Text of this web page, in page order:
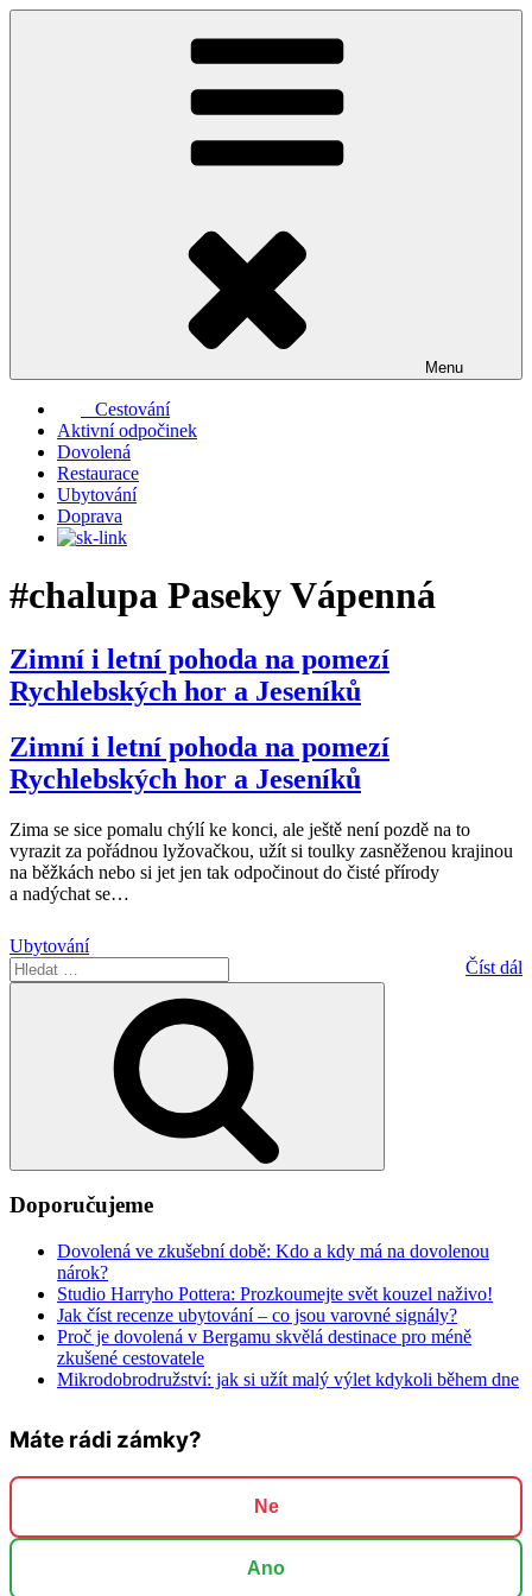
Přejít
Menu
Cestování
Aktivní odpočinek
Dovolená
Restaurace
Ubytování
Doprava
#chalupa Paseky Vápenná
Zimní i letní pohoda na pomezí
Rychlebských hor a Jeseníků
Zimní i letní pohoda na pomezí
Rychlebských hor a Jeseníků
Zima se sice pomalu chýlí ke konci, ale ještě není pozdě na to
vyrazit za pořádnou lyžovačkou, užít si toulky zasněženou krajinou
na běžkách nebo si jet jen tak odpočinout do čisté přírody
a nadýchat se…
Ubytování
Číst dál
Hledat:
Doporučujeme
Dovolená ve zkušební době: Kdo a kdy má na dovolenou
nárok?
Studio Harryho Pottera: Prozkoumejte svět kouzel naživo!
Jak číst recenze ubytování – co jsou varovné signály?
Proč je dovolená v Bergamu skvělá destinace pro méně
zkušené cestovatele
Mikrodobrodružství: jak si užít malý výlet kdykoli během dne
Máte rádi zámky?
Ne
Ano